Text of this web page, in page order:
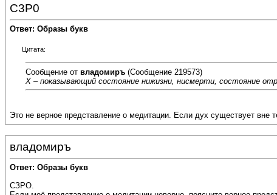
C3P0
Ответ: Образы букв
Цитата:
Сообщение от владомиръ (Сообщение 219573)
Х – показывающий состояние нижизни, нисмерти, состояние
Это не верное представление о медитации. Если дух существует вне
владомиръ
Ответ: Образы букв
СЗРО.